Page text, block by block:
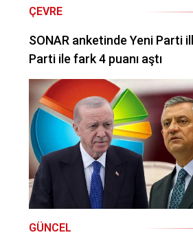
ÇEVRE
SONAR anketinde Yeni Parti
Parti ile fark 4 puanı aştı
GÜNCEL